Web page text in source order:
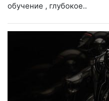
обучение , глубокое..